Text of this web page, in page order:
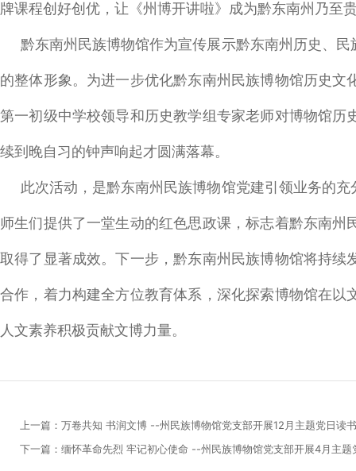
牌课程创好创优，让《州博开讲啦》成为黔东南州乃至
黔东南州民族博物馆作为宣传展示黔东南州历史、
的整体形象。为进一步优化黔东南州民族博物馆历史
第一初级中学校领导和历史教学组专家老师对博物馆
续到晚自习的钟声响起才圆满落幕。
此次活动，是黔东南州民族博物馆党建引领业务的
师生们提供了一堂生动的红色思政课，标志着黔东南
取得了显著成效。下一步，黔东南州民族博物馆将持
合作，着力构建全方位教育体系，深化探索博物馆在
人文素养积极贡献文博力量。
上一篇：万卷共知 书润文博 --州民族博物馆党支部开展12月主题党日读
下一篇：缅怀革命先烈 牢记初心使命 --州民族博物馆党支部开展4月主题